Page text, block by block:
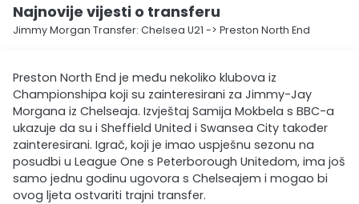
Najnovije vijesti o transferu
Jimmy Morgan Transfer: Chelsea U21 -> Preston North End
Preston North End je među nekoliko klubova iz
Championshipa koji su zainteresirani za Jimmy-Jay
Morgana iz Chelseaja. Izvještaj Samija Mokbela s BBC-a
ukazuje da su i Sheffield United i Swansea City također
zainteresirani. Igrač, koji je imao uspješnu sezonu na
posudbi u League One s Peterborough Unitedom, ima još
samo jednu godinu ugovora s Chelseajem i mogao bi
ovog ljeta ostvariti trajni transfer.